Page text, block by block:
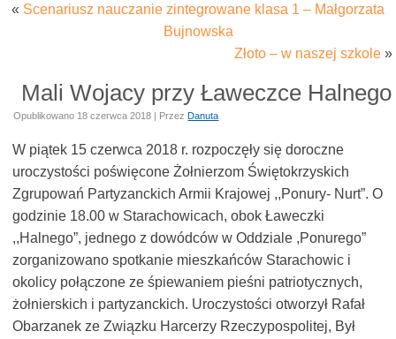
« Scenariusz nauczanie zintegrowane klasa 1 – Małgorzata
Bujnowska
Złoto – w naszej szkole»
Mali Wojacy przy Ławeczce Halnego
Opublikowano 18 czerwca 2018 | Przez Danuta
W piątek 15 czerwca 2018 r. rozpoczęły się doroczne
uroczystości poświęcone Żołnierzom Świętokrzyskich
Zgrupowań Partyzanckich Armii Krajowej ,,Ponury- Nurt”. O
godzinie 18.00 w Starachowicach, obok Ławeczki
,,Halnego”, jednego z dowódców w Oddziale ,Ponurego”
zorganizowano spotkanie mieszkańców Starachowic i
okolicy połączone ze śpiewaniem pieśni patriotycznych,
żołnierskich i partyzanckich. Uroczystości otworzył Rafał
Obarzanek ze Związku Harcerzy Rzeczypospolitej, Był